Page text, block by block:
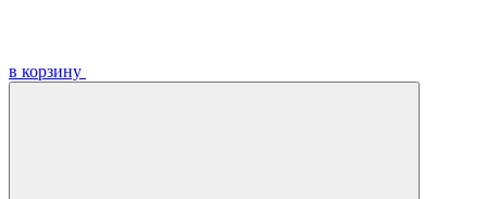
в корзину